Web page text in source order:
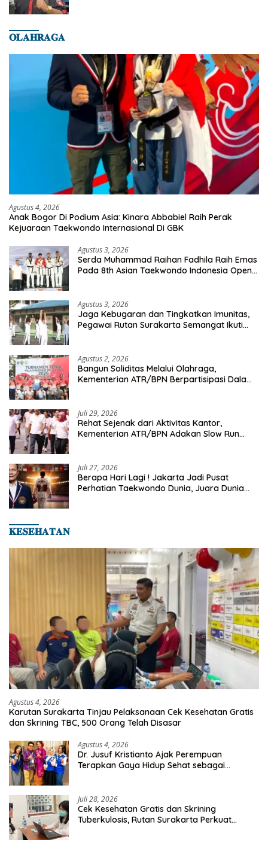
𝐎𝐋𝐀𝐇𝐑𝐀𝐆𝐀
Agustus 4, 2026
Anak Bogor Di Podium Asia: Kinara Abbabiel Raih Perak
Kejuaraan Taekwondo Internasional Di GBK
Agustus 3, 2026
Serda Muhammad Raihan Fadhila Raih Emas
Pada 8th Asian Taekwondo Indonesia Open
Agustus 3, 2026
Jaga Kebugaran dan Tingkatkan Imunitas,
Pegawai Rutan Surakarta Semangat Ikuti
Agustus 2, 2026
Bangun Soliditas Melalui Olahraga,
Kementerian ATR/BPN Berpartisipasi Dalam
Juli 29, 2026
Rehat Sejenak dari Aktivitas Kantor,
Kementerian ATR/BPN Adakan Slow Run
Juli 27, 2026
Berapa Hari Lagi ! Jakarta Jadi Pusat
Perhatian Taekwondo Dunia, Juara Dunia
𝐊𝐄𝐒𝐄𝐇𝐀𝐓𝐀𝐍
Agustus 4, 2026
Karutan Surakarta Tinjau Pelaksanaan Cek Kesehatan Gratis
dan Skrining TBC, 500 Orang Telah Disasar
Agustus 4, 2026
Dr. Jusuf Kristianto Ajak Perempuan
Terapkan Gaya Hidup Sehat sebagai
Juli 28, 2026
Cek Kesehatan Gratis dan Skrining
Tuberkulosis, Rutan Surakarta Perkuat